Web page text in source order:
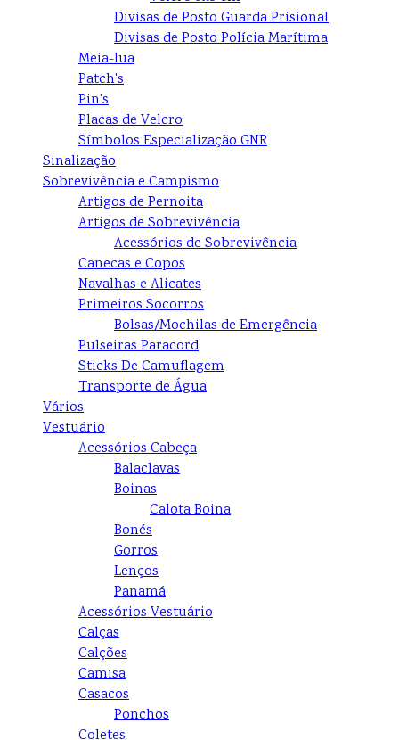
Divisas de Posto Guarda Prisional
Divisas de Posto Polícia Marítima
Meia-lua
Patch's
Pin's
Placas de Velcro
Símbolos Especialização GNR
Sinalização
Sobrevivência e Campismo
Artigos de Pernoita
Artigos de Sobrevivência
Acessórios de Sobrevivência
Canecas e Copos
Navalhas e Alicates
Primeiros Socorros
Bolsas/Mochilas de Emergência
Pulseiras Paracord
Sticks De Camuflagem
Transporte de Água
Vários
Vestuário
Acessórios Cabeça
Balaclavas
Boinas
Calota Boina
Bonés
Gorros
Lenços
Panamá
Acessórios Vestuário
Calças
Calções
Camisa
Casacos
Ponchos